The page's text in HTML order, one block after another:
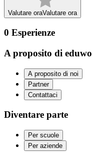
Valutare oraValutare ora
0 Esperienze
A proposito di eduwo
A proposito di noi
Partner
Contattaci
Diventare parte
Per scuole
Per aziende